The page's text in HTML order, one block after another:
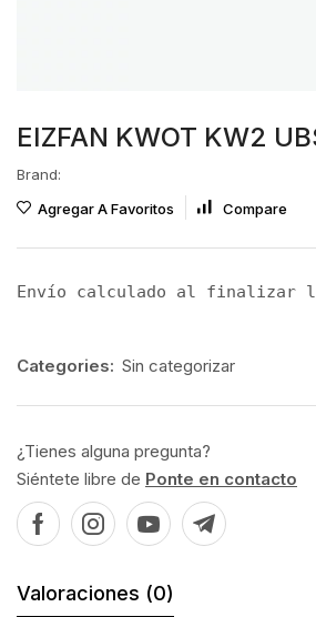
EIZFAN KWOT KW2
Brand:
Agregar A Favoritos
Compare
Envío calculado al finalizar
Categories: Sin categorizar
¿Tienes alguna pregunta?
Siéntete libre de Ponte en contacto
Valoraciones (0)